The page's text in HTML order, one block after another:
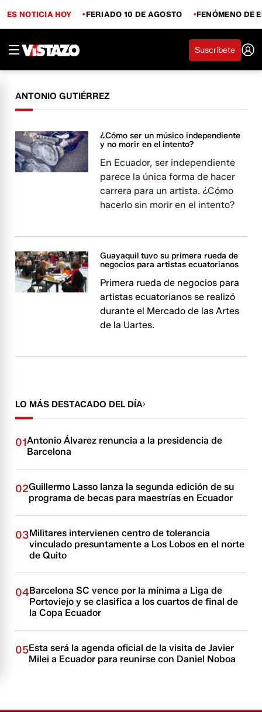
ES NOTICIA HOY FERIADO 10 DE AGOSTO FENÓMENO DE
Suscríbete
ANTONIO GUTIÉRREZ
¿Cómo ser un músico independiente
y no morir en el intento?
En Ecuador, ser independiente
parece la única forma de hacer
carrera para un artista. ¿Cómo
hacerlo sin morir en el intento?
Guayaquil tuvo su primera rueda de
negocios para artistas ecuatorianos
Primera rueda de negocios para
artistas ecuatorianos se realizó
durante el Mercado de las Artes
de la Uartes.
LO MÁS DESTACADO DEL DÍA
01Antonio Álvarez renuncia a la presidencia de
Barcelona
02Guillermo Lasso lanza la segunda edición de su
programa de becas para maestrías en Ecuador
03Militares intervienen centro de tolerancia
vinculado presuntamente a Los Lobos en el norte
de Quito
04Barcelona SC vence por la mínima a Liga de
Portoviejo y se clasifica a los cuartos de final de
la Copa Ecuador
05Esta será la agenda oficial de la visita de Javier
Milei a Ecuador para reunirse con Daniel Noboa